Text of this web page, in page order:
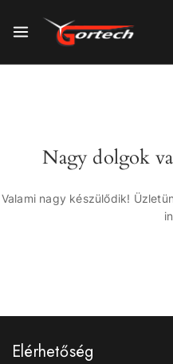
Nagy dolgok
Valami nagy készülődik!
Elérhetőség